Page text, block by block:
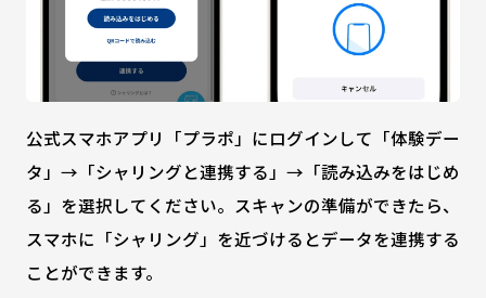
公式スマホアプリ「プラポ」にログインして「体験デー
タ」→「シャリングと連携する」→「読み込みをはじめ
る」を選択してください。スキャンの準備ができたら、
スマホに「シャリング」を近づけるとデータを連携する
ことができます。